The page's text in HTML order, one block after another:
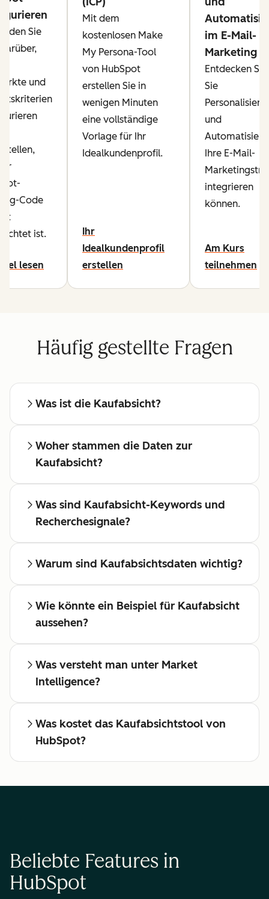
Sie
und
Code
ist.
lesen
Mit dem
kostenlosen Make
My Persona-Tool
von HubSpot
erstellen Sie in
wenigen Minuten
eine vollständige
Vorlage für Ihr
Idealkundenprofil.
Ihr
Idealkundenprofil
erstellen
im E-Mail-
Marketing
Entdecken
Sie
und
Ihre E-Mail-
integrieren
können.
Am Kurs
teilnehmen
Häufig gestellte Fragen
Was ist die Kaufabsicht?
Woher stammen die Daten zur
Kaufabsicht?
Was sind Kaufabsicht-Keywords und
Recherchesignale?
Warum sind Kaufabsichtsdaten wichtig?
Wie könnte ein Beispiel für Kaufabsicht
aussehen?
Was versteht man unter Market
Intelligence?
Was kostet das Kaufabsichtstool von
HubSpot?
Beliebte Features in
HubSpot